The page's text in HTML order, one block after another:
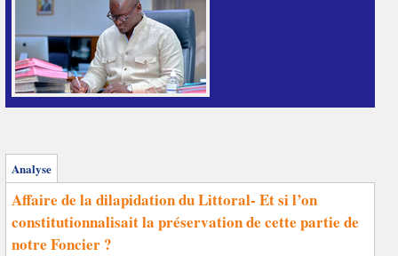
Analyse
Affaire de la dilapidation du Littoral- Et si l’on
constitutionnalisait la préservation de cette partie de
notre Foncier ?